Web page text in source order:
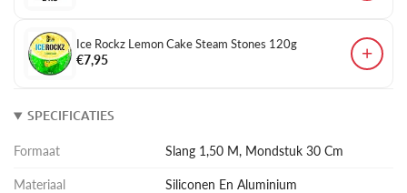
Ice Rockz Lemon Cake Steam Stones 120g
€7,95
+
SPECIFICATIES
Formaat Slang 1,50 M, Mondstuk 30 Cm
Materiaal Siliconen En Aluminium